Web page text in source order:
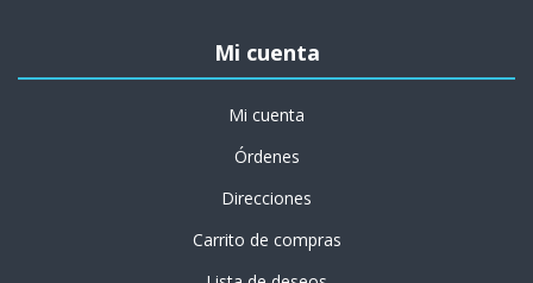
Mi cuenta
Mi cuenta
Órdenes
Direcciones
Carrito de compras